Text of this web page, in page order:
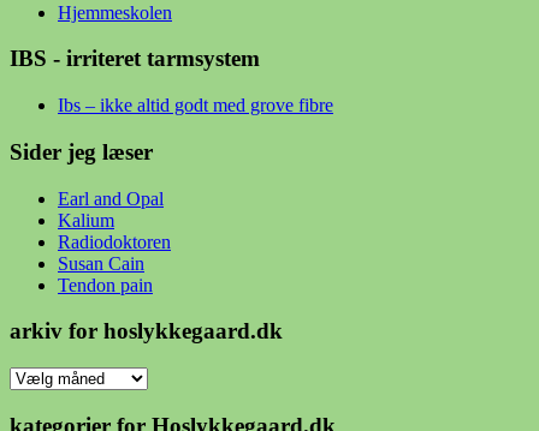
Hjemmeskolen
IBS - irriteret tarmsystem
Ibs – ikke altid godt med grove fibre
Sider jeg læser
Earl and Opal
Kalium
Radiodoktoren
Susan Cain
Tendon pain
arkiv for hoslykkegaard.dk
arkiv
hoslykkegaard.dk
kategorier for Hoslykkegaard.dk